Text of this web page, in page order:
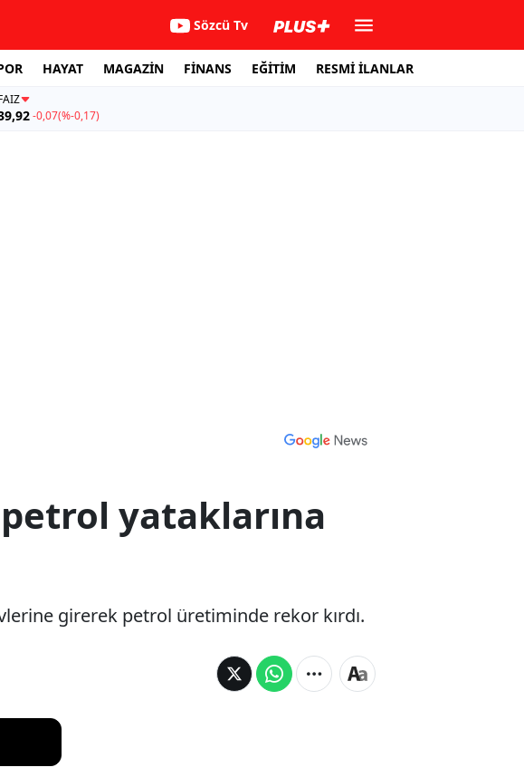
Sözcü Tv
HAYAT MAGAZİN FİNANS EĞİTİM RESMİ İLANLAR
-0,07(%-0,17)
yataklarına
girerek petrol üretiminde rekor kırdı.